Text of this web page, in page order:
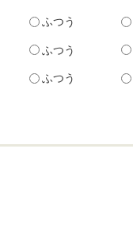
ふつう
ふつう
ふつう